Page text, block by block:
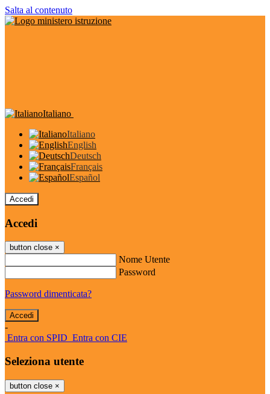
Salta al contenuto
Italiano
Italiano
English
Deutsch
Français
Español
Accedi
Accedi
button close ×
Nome Utente
Password
Password dimenticata?
-
Entra con SPID Entra con CIE
Seleziona utente
button close ×